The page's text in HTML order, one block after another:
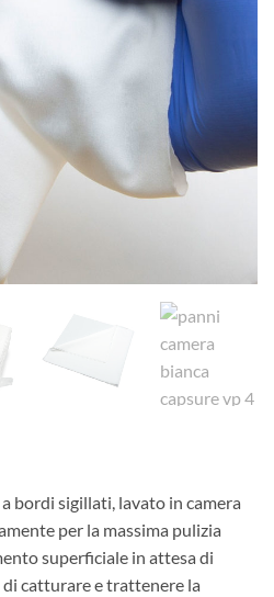
bordi sigillati, lavato in camera
per la massima pulizia
superficiale in attesa di
catturare e trattenere la